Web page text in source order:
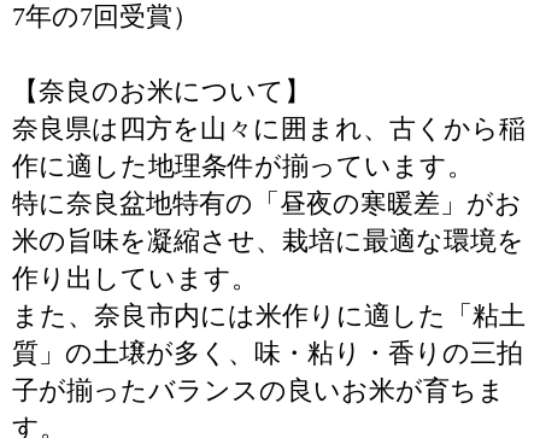
7年の7回受賞）
【奈良のお米について】
奈良県は四方を山々に囲まれ、古くから稲
作に適した地理条件が揃っています。
特に奈良盆地特有の「昼夜の寒暖差」がお
米の旨味を凝縮させ、栽培に最適な環境を
作り出しています。
また、奈良市内には米作りに適した「粘土
質」の土壌が多く、味・粘り・香りの三拍
子が揃ったバランスの良いお米が育ちま
す。